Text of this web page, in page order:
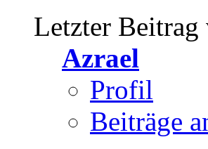
Letzter Beitrag
Azrael
Profil
Beiträge